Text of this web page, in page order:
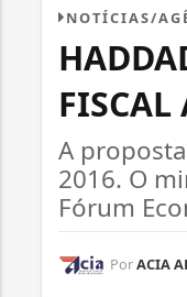
NOTÍCIAS/
FISCAL
A
2016. O
Fórum
PorACIA